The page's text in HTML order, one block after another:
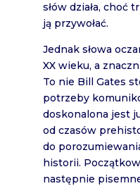
słów działa, choć
ją przywołać.
Jednak słowa
XX wieku, a
To nie Bill Gates
potrzeby
doskonalona jest
od czasów
do
historii.
następnie